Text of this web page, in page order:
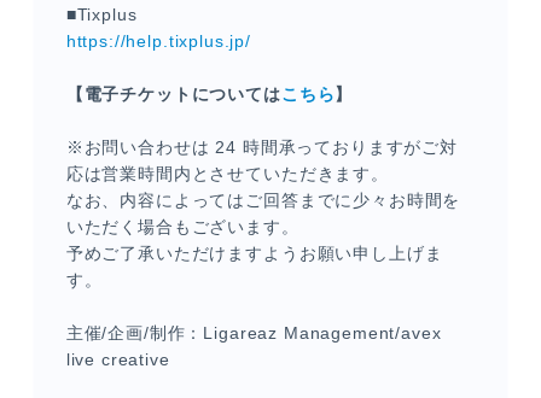
■Tixplus
https://help.tixplus.jp/
【電子チケットについてはこちら】
※お問い合わせは 24 時間承っておりますがご対
応は営業時間内とさせていただきます。
なお、内容によってはご回答までに少々お時間を
いただく場合もございます。
予めご了承いただけますようお願い申し上げま
す。
主催/企画/制作：Ligareaz Management/avex
live creative